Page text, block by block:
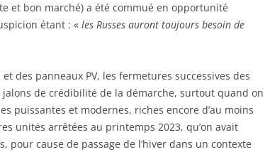
et bon marché) a été commué en opportunité
étant : « les Russes auront toujours besoin de
des panneaux PV, les fermetures successives des
de crédibilité de la démarche, surtout quand on
puissantes et modernes, riches encore d’au moins
unités arrêtées au printemps 2023, qu’on avait
cause de passage de l’hiver dans un contexte